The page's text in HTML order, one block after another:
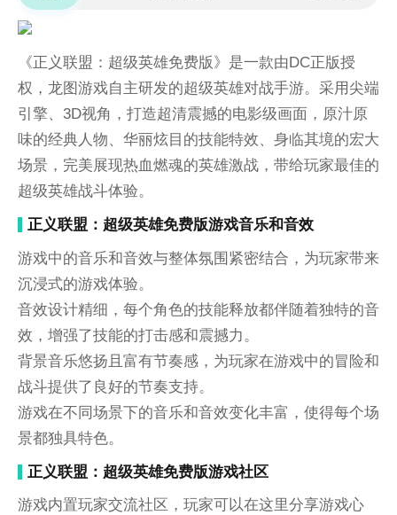
《正义联盟：超级英雄免费版》是一款由DC正版授
权，龙图游戏自主研发的超级英雄对战手游。采用尖端
引擎、3D视角，打造超清震撼的电影级画面，原汁原
味的经典人物、华丽炫目的技能特效、身临其境的宏大
场景，完美展现热血燃魂的英雄激战，带给玩家最佳的
超级英雄战斗体验。
正义联盟：超级英雄免费版游戏音乐和音效
游戏中的音乐和音效与整体氛围紧密结合，为玩家带来
沉浸式的游戏体验。
音效设计精细，每个角色的技能释放都伴随着独特的音
效，增强了技能的打击感和震撼力。
背景音乐悠扬且富有节奏感，为玩家在游戏中的冒险和
战斗提供了良好的节奏支持。
游戏在不同场景下的音乐和音效变化丰富，使得每个场
景都独具特色。
正义联盟：超级英雄免费版游戏社区
游戏内置玩家交流社区，玩家可以在这里分享游戏心